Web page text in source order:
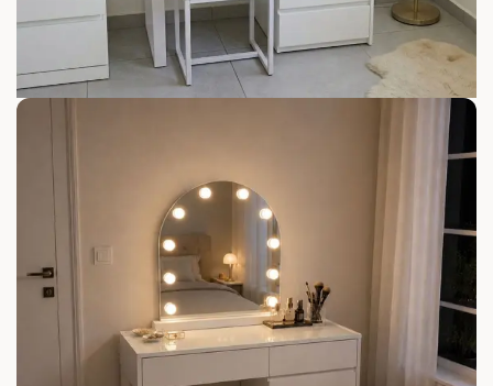
פתח סרגל נגישות